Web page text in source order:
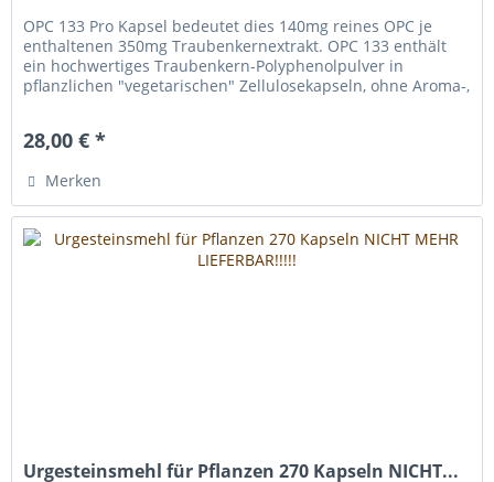
OPC 133 Pro Kapsel bedeutet dies 140mg reines OPC je
enthaltenen 350mg Traubenkernextrakt. OPC 133 enthält
ein hochwertiges Traubenkern-Polyphenolpulver in
pflanzlichen "vegetarischen" Zellulosekapseln, ohne Aroma-,
28,00 € *
Merken
Urgesteinsmehl für Pflanzen 270 Kapseln NICHT...